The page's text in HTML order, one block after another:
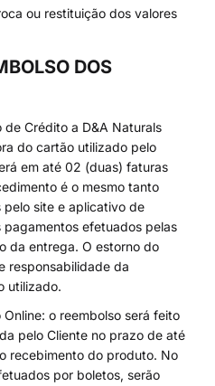
ou restituição dos valores
DOS
de Crédito a D&A Naturals
do cartão utilizado pelo
em até 02 (duas) faturas
é o mesmo tanto
site e aplicativo de
efetuados pelas
da entrega. O estorno do
responsabilidade da
utilizado.
o reembolso será feito
pelo Cliente no prazo de até
recebimento do produto. No
por boletos, serão